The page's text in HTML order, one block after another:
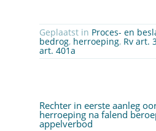
Geplaatst in Proces- en
bedrog, herroeping, Rv art.
art. 401a
Rechter in eerste aanleg
herroeping na falend
appelverbod